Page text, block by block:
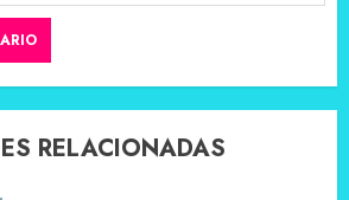
RELACIONADAS